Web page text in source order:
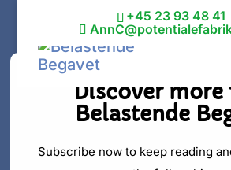
+45 23 93 48 41
Discover
Belastende
Subscribe now to keep reading